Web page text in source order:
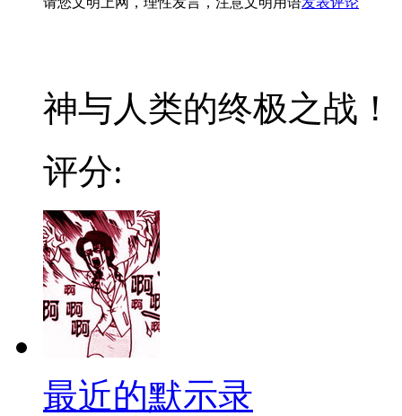
神与人类的终极之战！
评分:
最近的默示录